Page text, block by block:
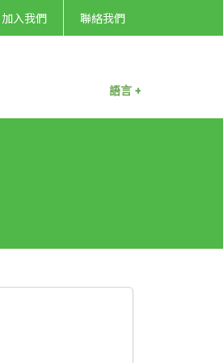
加入我們 聯絡我們
語言 +